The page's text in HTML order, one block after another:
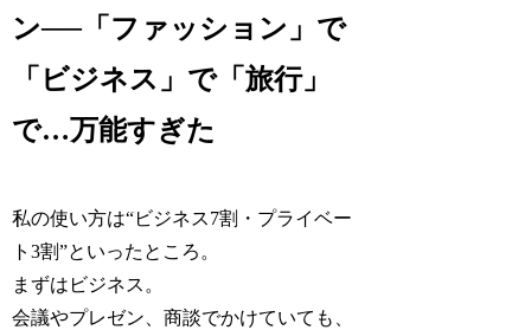
ン──「ファッション」で
「ビジネス」で「旅行」
で…万能すぎた
私の使い方は“ビジネス7割・プライベー
ト3割”といったところ。
まずはビジネス。
会議やプレゼン、商談でかけていても、